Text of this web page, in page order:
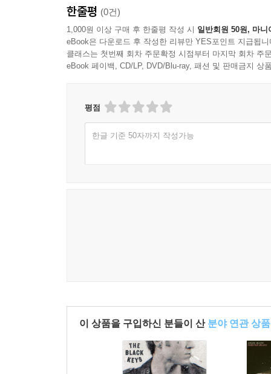
한줄평 (0건)
1,000원 이상 구매 후 한줄평 작성 시 일반회원 50원, 마니
eBook은 다운로드 후 작성한 리뷰만 YES포인트 지급됩니
클래스는 첫번째 회차 주문확정 시점부터 마지막 회차 주
eBook 페이백, CD/LP, DVD/Blu-ray, 패션 및 판매금지 상
평점
한글 기준 50자까지 작성가능
이 상품을 구입하신 분들이 산 분야 연관 상품